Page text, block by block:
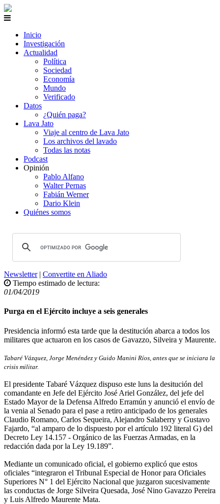
Inicio
Investigación
Actualidad
Política
Sociedad
Economía
Mundo
Verificado
Datos
¿Quién paga?
Lava Jato
Viaje al centro de Lava Jato
Los archivos del lavado
Todas las notas
Podcast
Opinión
Pablo Alfano
Walter Pernas
Fabián Werner
Dario Klein
Quiénes somos
Newsletter| Convertite en Aliado
Tiempo estimado de lectura:
01/04/2019
Purga en el Ejército incluye a seis generales
Presidencia informó esta tarde que la destitución abarca a todos los
militares que actuaron en los casos de Gavazzo, Silveira y Maurente.
Tabaré Vázquez, Jorge Menéndez y Guido Manini Ríos, antes que se iniciara la
crisis militar.
El presidente Tabaré Vázquez dispuso este luns la desitución del
comandante en Jefe del Ejército José Ariel González, del jefe del
Estado Mayor de la Defensa Alfredo Erramún y anunció el envío de
la venia al Senado para el pase a retiro anticipado de los generales
Claudio Romano, Carlos Sequeira, Alejandro Salaberry y Gustavo
Fajardo, “al amparo de lo dispuesto por el artículo 192 literal G) del
Decreto Ley 14.157 - Orgánico de las Fuerzas Armadas, en la
redacción dada por la Ley 19.189”.
Mediante un comunicado oficial, el gobierno explicó que estos
oficiales “integraron el Tribunal Especial de Honor para Oficiales
Superiores N° 1 del Ejército Nacional que juzgaron sucesivamente
las conductas de Jorge Silveira Quesada, José Nino Gavazzo Pereira
y Luis Alfredo Maurente Mata.